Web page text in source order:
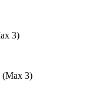
3)
(Max 3)